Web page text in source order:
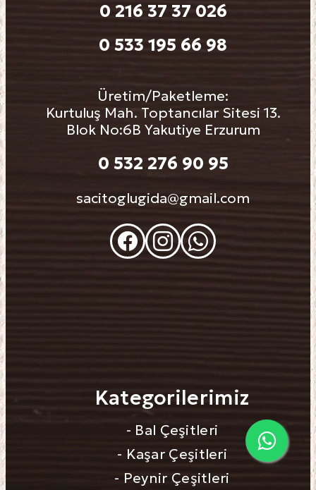
0 216 37 37 026
0 533 195 66 98
Üretim/Paketleme:
Kurtuluş Mah. Toptancılar Sitesi 13.
Blok No:6B Yakutiye Erzurum
0 532 276 90 95
sacitoglugida@gmail.com
Kategorilerimiz
- Bal Çeşitleri
- Kaşar Çeşitleri
- Peynir Çeşitleri